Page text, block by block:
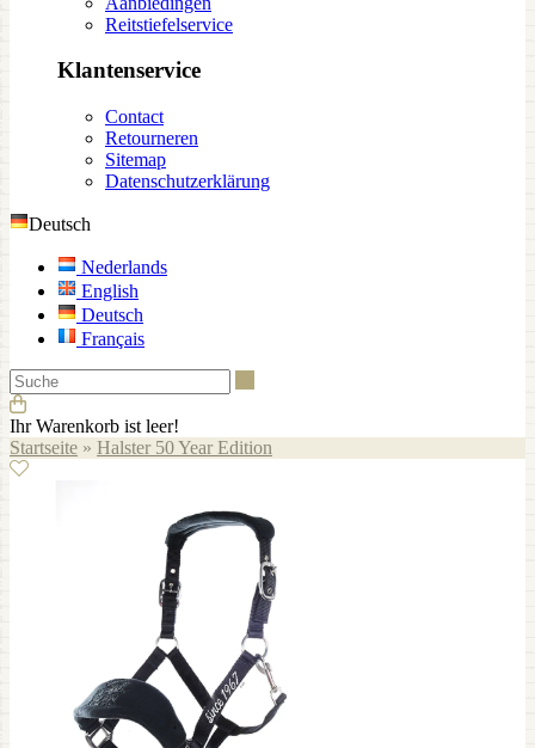
Reitstiefelservice
Klantenservice
Contact
Retourneren
Sitemap
Datenschutzerklärung
Deutsch
Nederlands
English
Deutsch
Français
Ihr Warenkorb ist leer!
Startseite » Halster 50 Year Edition